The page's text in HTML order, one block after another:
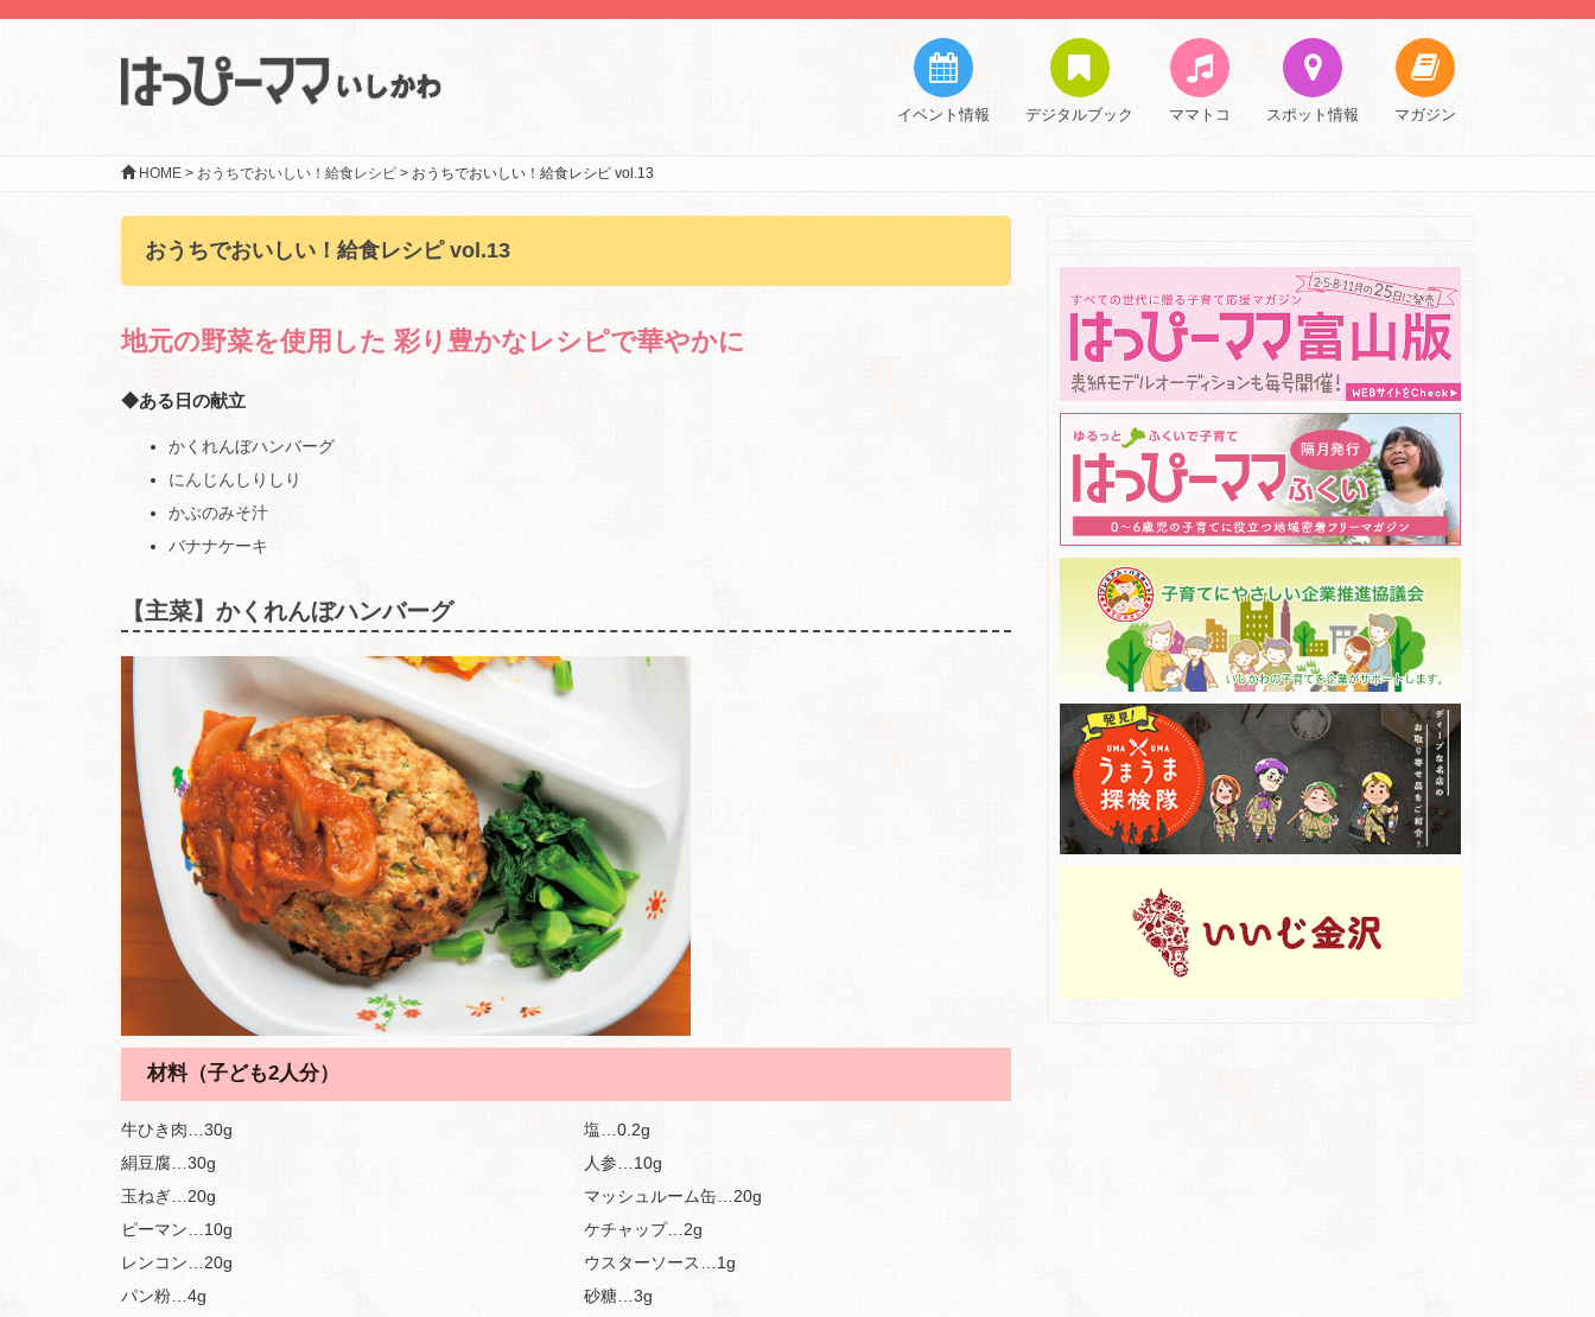
イベント情報 デジタルブック ママトコ スポット情報 マガジン
HOME > おうちでおいしい！給食レシピ > おうちでおいしい！給食レシピ vol.13
おうちでおいしい！給食レシピ vol.13
地元の野菜を使用した 彩り豊かなレシピで華やかに
◆ある日の献立
かくれんぼハンバーグ
にんじんしりしり
かぶのみそ汁
バナナケーキ
【主菜】かくれんぼハンバーグ
材料（子ども2人分）
牛ひき肉…30g
絹豆腐…30g
玉ねぎ…20g
ピーマン…10g
レンコン…20g
パン粉…4g
塩…0.2g
人参…10g
マッシュルーム缶…20g
ケチャップ…2g
ウスターソース…1g
砂糖…3g